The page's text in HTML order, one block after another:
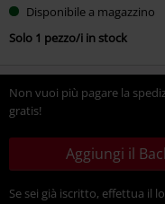
Disponibile a magazzino
Solo 1 pezzo/i in stock
Non vuoi più pagare la
gratis!
Aggiungi il
Se sei già iscritto, effettua il